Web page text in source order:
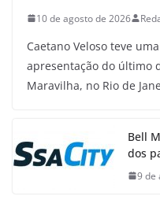
10 de agosto de 2026
Caetano Veloso teve
apresentação do último
Maravilha, no Rio de
Bell
dos
9 de